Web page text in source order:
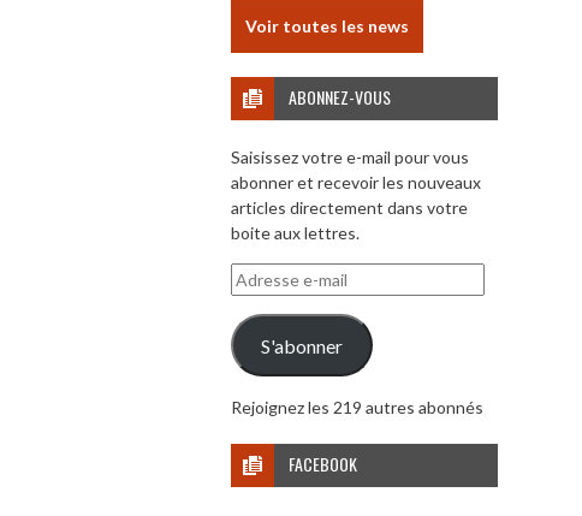
Voir toutes les news
ABONNEZ-VOUS
Saisissez votre e-mail pour vous
abonner et recevoir les nouveaux
articles directement dans votre
boite aux lettres.
Adresse
e-
mail
S'abonner
Rejoignez les 219 autres abonnés
FACEBOOK